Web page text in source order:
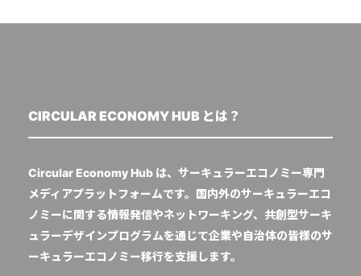
CIRCULAR ECONOMY HUB とは？
Circular Economy Hub は、サーキュラーエコノミー専門
メディアプラットフォームです。国内外のサーキュラーエコ
ノミーに関する情報発信やネットワーキング、共創型サーキ
ュラーデザインプログラムを通じて企業や自治体の皆様のサ
ーキュラーエコノミー移行を支援します。